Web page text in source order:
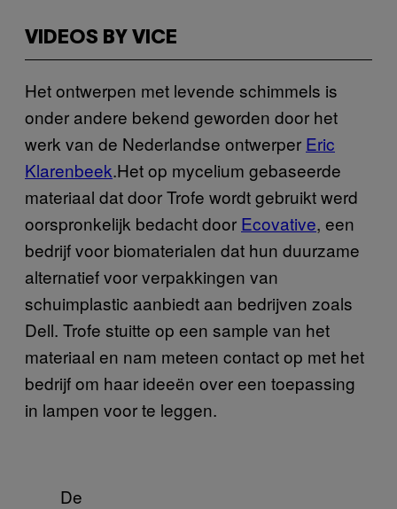
VIDEOS BY VICE
Het ontwerpen met levende schimmels is
onder andere bekend geworden door het
werk van de Nederlandse ontwerper Eric
Klarenbeek.Het op mycelium gebaseerde
materiaal dat door Trofe wordt gebruikt werd
oorspronkelijk bedacht door Ecovative, een
bedrijf voor biomaterialen dat hun duurzame
alternatief voor verpakkingen van
schuimplastic aanbiedt aan bedrijven zoals
Dell. Trofe stuitte op een sample van het
materiaal en nam meteen contact op met het
bedrijf om haar ideeën over een toepassing
in lampen voor te leggen.
De